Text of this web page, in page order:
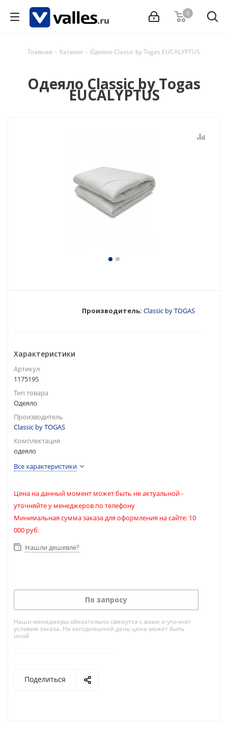
0
Главная - Каталог - Одеяло Classic by Togas EUCALYPTUS
Одеяло Classic by Togas
EUCALYPTUS
Производитель: Classic by TOGAS
Характеристики
Артикул
1175195
Тип товара
Одеяло
Производитель
Classic by TOGAS
Комплектация
одеяло
Все характеристики
Цена на данный момент может быть не актуальной -
уточняйте у менеджеров по телефону
Минимальная сумма заказа для оформления на сайте: 10
000 руб.
Нашли дешевле?
По запросу
Наши менеджеры обязательно свяжутся с вами и уточнят
условия заказа. На сегодняшний день цена может быть
иной
Поделиться